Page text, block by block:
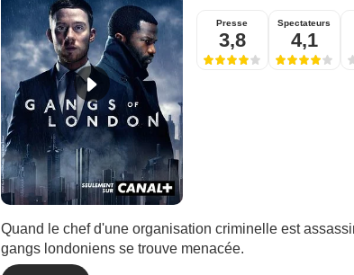
Presse
3,8
Spectateurs
4,1
Quand le chef d'une organisation criminelle est
gangs londoniens se trouve menacée.